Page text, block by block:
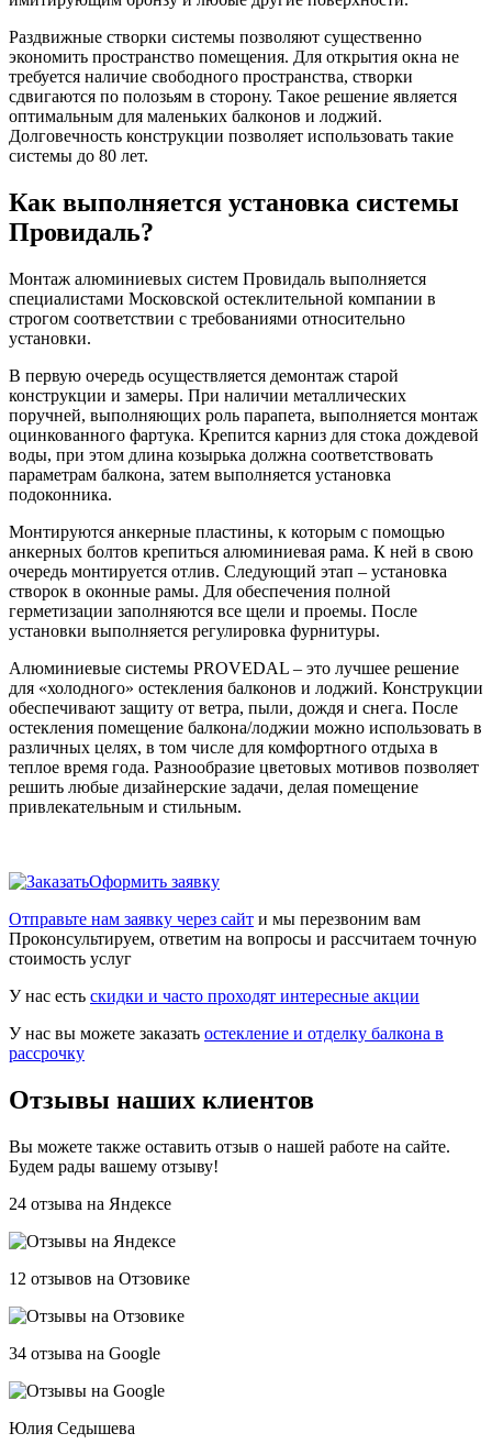
Раздвижные створки системы позволяют существенно
экономить пространство помещения. Для открытия окна не
требуется наличие свободного пространства, створки
сдвигаются по полозьям в сторону. Такое решение является
оптимальным для маленьких балконов и лоджий.
Долговечность конструкции позволяет использовать такие
системы до 80 лет.
Как выполняется установка системы
Провидаль?
Монтаж алюминиевых систем Провидаль выполняется
специалистами Московской остеклительной компании в
строгом соответствии с требованиями относительно
установки.
В первую очередь осуществляется демонтаж старой
конструкции и замеры. При наличии металлических
поручней, выполняющих роль парапета, выполняется монтаж
оцинкованного фартука. Крепится карниз для стока дождевой
воды, при этом длина козырька должна соответствовать
параметрам балкона, затем выполняется установка
подоконника.
Монтируются анкерные пластины, к которым с помощью
анкерных болтов крепиться алюминиевая рама. К ней в свою
очередь монтируется отлив. Следующий этап – установка
створок в оконные рамы. Для обеспечения полной
герметизации заполняются все щели и проемы. После
установки выполняется регулировка фурнитуры.
Алюминиевые системы PROVEDAL – это лучшее решение
для «холодного» остекления балконов и лоджий. Конструкции
обеспечивают защиту от ветра, пыли, дождя и снега. После
остекления помещение балкона/лоджии можно использовать в
различных целях, в том числе для комфортного отдыха в
теплое время года. Разнообразие цветовых мотивов позволяет
решить любые дизайнерские задачи, делая помещение
привлекательным и стильным.
Оформить заявку
Отправьте нам заявку через сайт и мы перезвоним вам
Проконсультируем, ответим на вопросы и рассчитаем точную
стоимость услуг
У нас есть скидки и часто проходят интересные акции
У нас вы можете заказать остекление и отделку балкона в
рассрочку
Отзывы наших клиентов
Вы можете также оставить отзыв о нашей работе на сайте.
Будем рады вашему отзыву!
24 отзыва на Яндексе
12 отзывов на Отзовике
34 отзыва на Google
Юлия Седышева